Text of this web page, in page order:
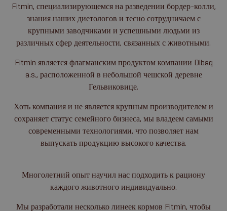
Fitmin, специализирующемся на разведении бордер-колли,
знания наших диетологов и тесно сотрудничаем с
крупными заводчиками и успешными людьми из
различных сфер деятельности, связанных с животными.
Fitmin является флагманским продуктом компании Dibaq
a.s., расположенной в небольшой чешской деревне
Гельвиковице.
Хоть компания и не является крупным производителем и
сохраняет статус семейного бизнеса, мы владеем самыми
современными технологиями, что позволяет нам
выпускать продукцию высокого качества.
Многолетний опыт научил нас подходить к рациону
каждого животного индивидуально.
Мы разработали несколько линеек кормов Fitmin, чтобы